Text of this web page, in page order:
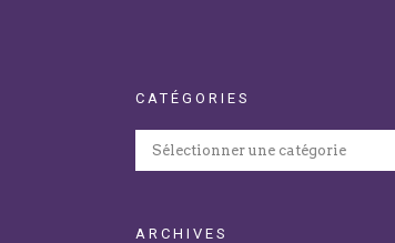
CATÉGORIES
Catégories
ARCHIVES